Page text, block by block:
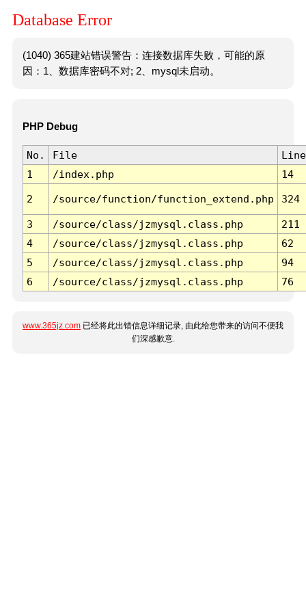
Database Error
(1040) 365建站错误警告：连接数据库失败，可能的原
因：1、数据库密码不对; 2、mysql未启动。
PHP Debug
No. File
Line
1
/index.php 14
2 /source/function/function_extend.php 324
3 /source/class/jzmysql.class.php
211
4
/source/class/jzmysql.class.php
62
5
/source/class/jzmysql.class.php
94
6
/source/class/jzmysql.class.php 76
www.365jz.com 已经将此出错信息详细记录, 由此给您带来的访问不便我
们深感歉意.